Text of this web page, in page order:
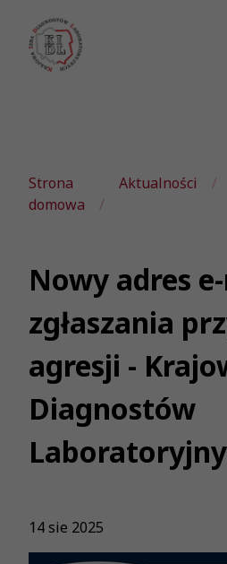
Strona
domowa
Aktualności
Nowy adres
zgłaszania
agresji -
Diagnostów
14 sie 2025